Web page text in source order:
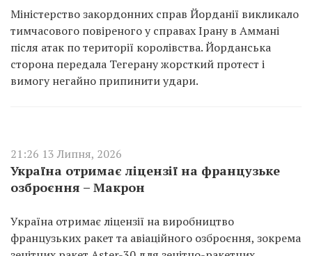
Міністерство закордонних справ Йорданії викликало
тимчасового повіреного у справах Ірану в Аммані
після атак по території королівства. Йорданська
сторона передала Тегерану жорсткий протест і
вимогу негайно припинити удари.
21:26 13 Липня, 2026
Україна отримає ліцензії на французьке
озброєння – Макрон
Україна отримає ліцензії на виробництво
французьких ракет та авіаційного озброєння, зокрема